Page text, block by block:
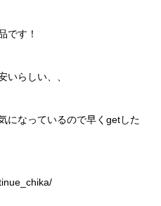
です！
いらしい、、
になっているので早くgetした